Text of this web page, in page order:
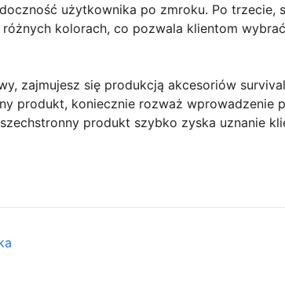
użytkownika po zmroku. Po trzecie,
kolorach, co pozwala klientom
zajmujesz się produkcją akcesoriów
produkt, koniecznie rozważ wprowadzenie
produkt szybko zyska uznanie